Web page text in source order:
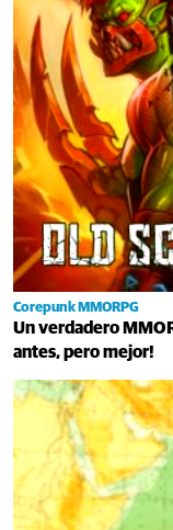
Corepunk MMORPG
Un verdadero
antes, pero mejor!